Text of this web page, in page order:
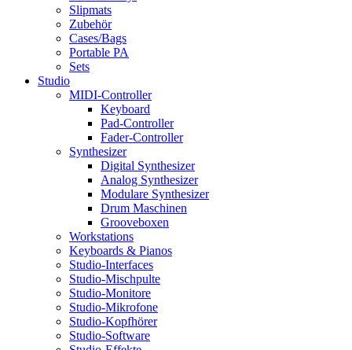
Slipmats
Zubehör
Cases/Bags
Portable PA
Sets
Studio
MIDI-Controller
Keyboard
Pad-Controller
Fader-Controller
Synthesizer
Digital Synthesizer
Analog Synthesizer
Modulare Synthesizer
Drum Maschinen
Grooveboxen
Workstations
Keyboards & Pianos
Studio-Interfaces
Studio-Mischpulte
Studio-Monitore
Studio-Mikrofone
Studio-Kopfhörer
Studio-Software